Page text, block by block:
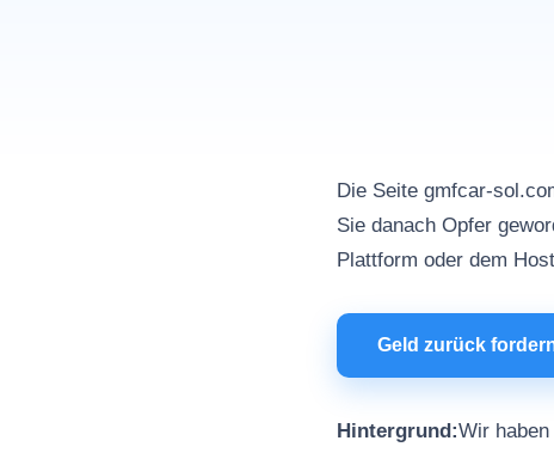
Die Seite gmfcar-
Sie danach Opfer
Plattform oder dem
Geld zurück
Hintergrund:Wir